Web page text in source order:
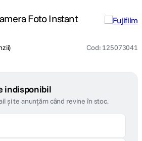
Foto Instant
) Cod: 125073041
indisponibil
și te anunțăm când revine în stoc.